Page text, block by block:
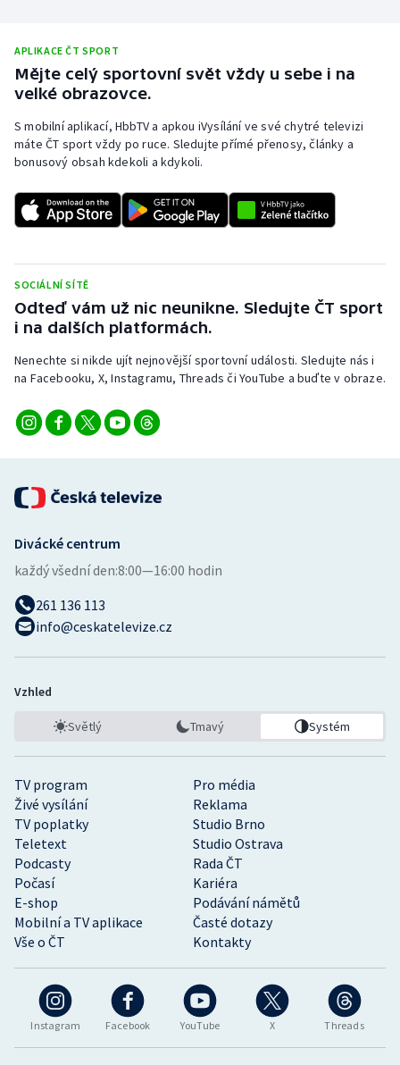
Rychlostní kanoistika
Short track
Stolní tenis
Triatlon
Veslování
Vodní slalom
Ostatní
APLIKACE ČT SPORT
Mějte celý sportovní svět vždy u sebe i na
velké obrazovce.
S mobilní aplikací, HbbTV a apkou iVysílání ve své chytré televizi
máte ČT sport vždy po ruce. Sledujte přímé přenosy, články a
bonusový obsah kdekoli a kdykoli.
SOCIÁLNÍ SÍTĚ
Odteď vám už nic neunikne. Sledujte ČT sport
i na dalších platformách.
Nenechte si nikde ujít nejnovější sportovní události. Sledujte nás i
na Facebooku, X, Instagramu, Threads či YouTube a buďte v obraze.
Instagram Facebook YouTube X Threads
TV program
Pro média
Živé vysílání
Reklama
TV poplatky
Studio Brno
Teletext
Studio Ostrava
Podcasty
Rada ČT
Počasí
Kariéra
E-shop
Podávání námětů
Mobilní a TV aplikace
Časté dotazy
Vše o ČT
Kontakty
Divácké centrum
každý všední den:8:00—16:00 hodin
261 136 113
info@ceskatelevize.cz
Vzhled
Světlý Tmavý Systém